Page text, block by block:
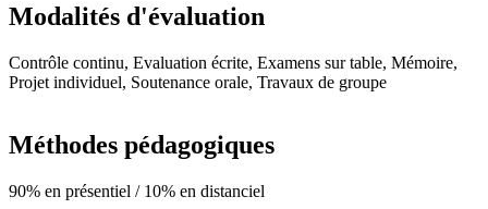
Modalités d'évaluation
Contrôle continu, Evaluation écrite, Examens sur table, Mémoire,
Projet individuel, Soutenance orale, Travaux de groupe
Méthodes pédagogiques
90% en présentiel / 10% en distanciel